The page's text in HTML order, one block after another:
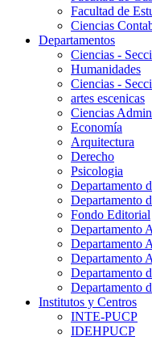
Facultad de
Ciencias
Departamentos
Ciencias -
Humanidades
Ciencias -
artes escenicas
Ciencias
Economía
Arquitectura
Derecho
Psicologia
Departamento
Departamento
Fondo Editorial
Departamento
Departamento
Departamento
Departamento
Departamento
Institutos y Centros
INTE-PUCP
IDEHPUCP